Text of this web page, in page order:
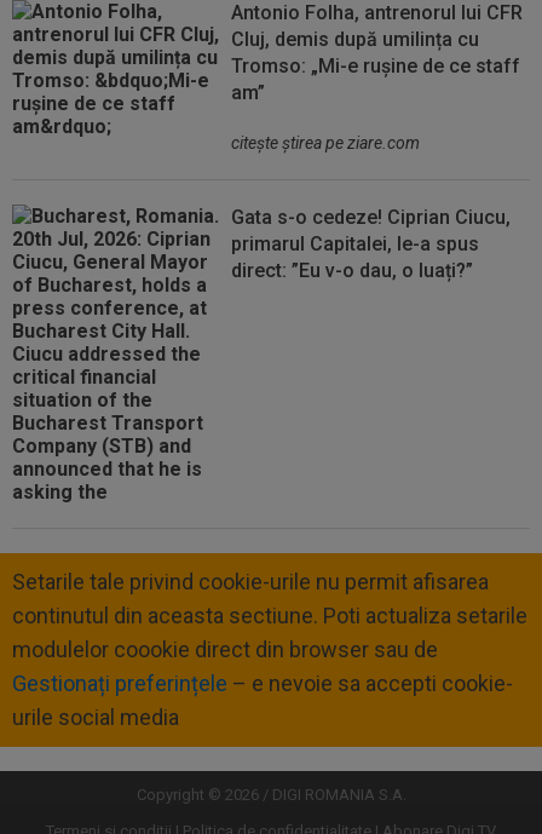
Antonio Folha, antrenorul lui CFR
Cluj, demis după umilința cu
Tromso: „Mi-e rușine de ce staff
am”
citeşte ştirea pe ziare.com
Gata s-o cedeze! Ciprian Ciucu,
primarul Capitalei, le-a spus
direct: ”Eu v-o dau, o luați?”
Setarile tale privind cookie-urile nu permit afisarea
continutul din aceasta sectiune. Poti actualiza setarile
modulelor coookie direct din browser sau de
Gestionați preferințele – e nevoie sa accepti cookie-
urile social media
Copyright © 2026 / DIGI ROMANIA S.A.